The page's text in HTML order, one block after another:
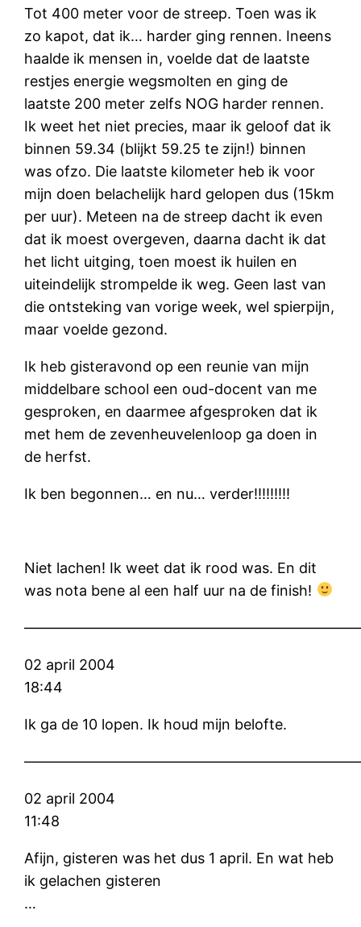
Tot 400 meter voor de streep. Toen was ik
zo kapot, dat ik… harder ging rennen. Ineens
haalde ik mensen in, voelde dat de laatste
restjes energie wegsmolten en ging de
laatste 200 meter zelfs NOG harder rennen.
Ik weet het niet precies, maar ik geloof dat ik
binnen 59.34 (blijkt 59.25 te zijn!) binnen
was ofzo. Die laatste kilometer heb ik voor
mijn doen belachelijk hard gelopen dus (15km
per uur). Meteen na de streep dacht ik even
dat ik moest overgeven, daarna dacht ik dat
het licht uitging, toen moest ik huilen en
uiteindelijk strompelde ik weg. Geen last van
die ontsteking van vorige week, wel spierpijn,
maar voelde gezond.
Ik heb gisteravond op een reunie van mijn
middelbare school een oud-docent van me
gesproken, en daarmee afgesproken dat ik
met hem de zevenheuvelenloop ga doen in
de herfst.
Ik ben begonnen… en nu… verder!!!!!!!!!
Niet lachen! Ik weet dat ik rood was. En dit
was nota bene al een half uur na de finish!
02 april 2004
18:44
Ik ga de 10 lopen. Ik houd mijn belofte.
02 april 2004
11:48
Afijn, gisteren was het dus 1 april. En wat heb
ik gelachen gisteren
…